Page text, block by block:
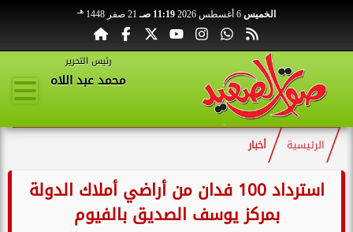
الخميس 11:19 صـ 21 صفر 1448 هـ
رئيس التحرير
محمد عبد اللاه
الرئيسية أخبار
استرداد 100 فدان من أراضي أملاك الدولة
بمركز يوسف الصديق بالفيوم